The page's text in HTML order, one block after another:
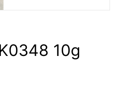
10g